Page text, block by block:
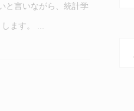
と言いながら、統計学
ます。 ...